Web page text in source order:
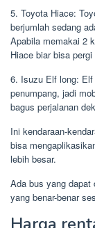
5. Toyota Hiace:
berjumlah sedang
Apabila memakai 2
Hiace biar bisa
6. Isuzu Elf long: Elf
penumpang, jadi
bagus perjalanan
Ini kendaraan-
bisa
lebih besar.
Ada bus yang dapat
yang benar-benar